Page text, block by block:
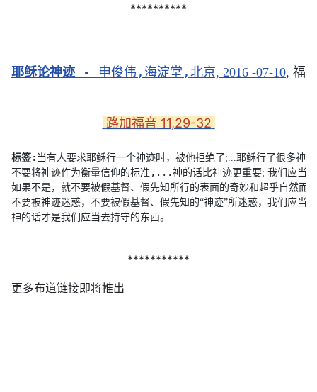
**********
耶稣论神迹 - 申俊伟, 海淀堂 , 北京, 2016 -07-10, 福
路加福音 11,29-32
标签 : 当有人要求耶稣行一个神迹时，被他拒绝了;...
耶稣行了很多神
不要将神迹作为衡量信仰的标准 ,... 神的话比神迹更重要; 我们应当
如果不是，就不要被假基督、假先知所行的表面的奇妙和超乎自然而
不要被神迹迷惑，不要被假基督、假先知的“神迹”所迷惑，我们应当
神的话才是我们应当去持守的东西。
***********
更多布道链接即将推出